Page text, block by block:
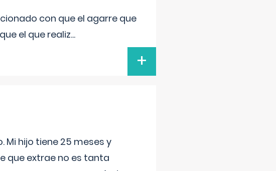
con que el agarre que
el que realiz...
+
hijo tiene 25 meses y
que extrae no es tanta